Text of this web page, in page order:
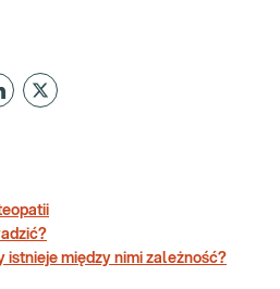
istnieje między nimi zależność?